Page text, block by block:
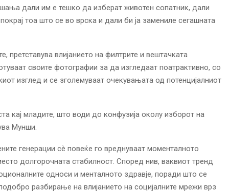
дали им е тешко да изберат животен сопатник, дали
тоа што се во врска и дали би ја замениле сегашната
претставува влијанието на филтрите и вештачката
своите фотографии за да изгледаат поатрактивно, со
изглед и се зголемуваат очекувањата од потенцијалниот
кај младите, што води до конфузија околу изборот на
Мунши.
генерации сè повеќе го вреднуваат моменталното
долгорочната стабилност. Според нив, ваквиот тренд
односи и менталното здравје, поради што се
разбирање на влијанието на социјалните мрежи врз